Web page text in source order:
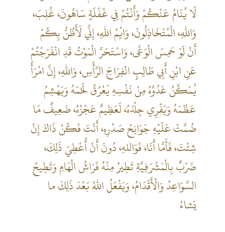
لَا يُنَامُ عَنْكُمْ وَأَنْتُمْ فِي غَفْلَةٍ سَاهُونَ، غُلِبَ،
وَاللهِ، الْمُتَخَاذِلُونَ، وَايْمُ اللهِ، إِنِّي لَأَظُنُّ بِكُمْ
أَنْ لَوْ حَمِسَ الْوَغَى، وَاسْتَحَرَّ الْمَوْتُ قَدِ انْفَرَجْتُمْ
عَنِ ابْنِ أَبِي طَالِبٍ انْفِرَاجَ الرَّأْسِ، وَاللهِ، إِنَّ امْرَأً
يُمَكِّنُ عَدُوَّهُ مِنْ نَفْسِهِ يَعْرُقُ لَحْمَهُ وَيَهْشِمُ
عَظْمَهُ وَيَفْرِي جِلْدَهُ، لَعَظِيمٌ عَجْزُهُ، ضَعِيفٌ مَا
ضُمَّتْ عَلَيْهِ جَوَانِحُ صَدْرِهِ، أَنْتَ فَكُنْ ذَاكَ إِنْ
شِئْتَ، فَأَمَّا أَنَا، فَوَاللهِ، دُونَ أَنْ أُعْطِيَ ذَلِكَ،
ضَرْبٌ بِالْمَشْرَفِيَّةِ تَطِيرُ مِنْهُ فَرَاشُ الْهَامِ وَتَطِيحُ
السَّوَاعِدُ وَالْأَقْدَامُ، وَيَفْعَلُ اللهُ بَعْدَ ذَلِكَ ما
يَشاءُ